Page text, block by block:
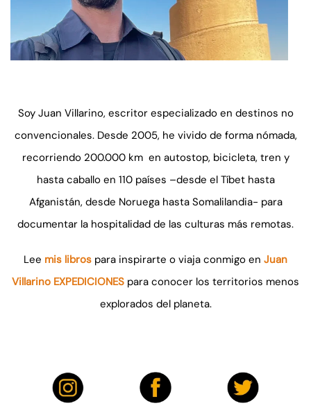
Soy Juan Villarino, escritor especializado en destinos no
convencionales. Desde 2005, he vivido de forma nómada,
recorriendo 200.000 km en autostop, bicicleta, tren y
hasta caballo en 110 países –desde el Tíbet hasta
Afganistán, desde Noruega hasta Somalilandia- para
documentar la hospitalidad de las culturas más remotas.
Lee mis libros para inspirarte o viaja conmigo en Juan
Villarino EXPEDICIONES para conocer los territorios menos
explorados del planeta.